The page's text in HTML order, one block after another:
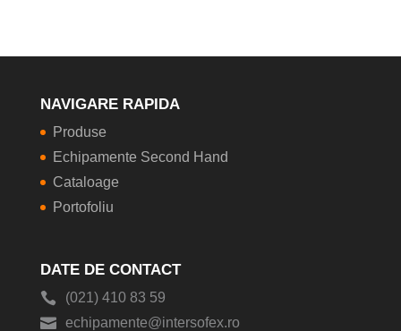
NAVIGARE RAPIDA
Produse
Echipamente Second Hand
Cataloage
Portofoliu
DATE DE CONTACT
(021) 410 83 59
echipamente@intersofex.ro